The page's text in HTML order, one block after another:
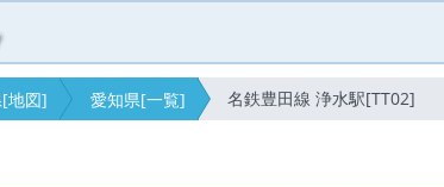
地図] 愛知県[一覧] 名鉄豊田線 浄水駅[TT02]